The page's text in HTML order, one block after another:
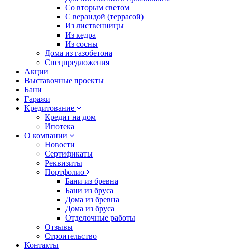
Со вторым светом
С верандой (террасой)
Из лиственницы
Из кедра
Из сосны
Дома из газобетона
Спецпредложения
Акции
Выставочные проекты
Бани
Гаражи
Кредитование
Кредит на дом
Ипотека
О компании
Новости
Сертификаты
Реквизиты
Портфолио
Бани из бревна
Бани из бруса
Дома из бревна
Дома из бруса
Отделочные работы
Отзывы
Строительство
Контакты